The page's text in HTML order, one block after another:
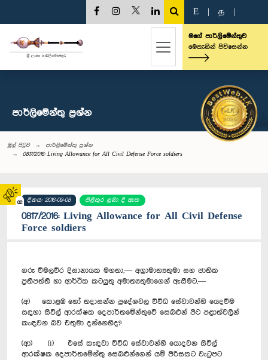
02
E த
මගේ පාර්ලිමේන්තුව
මෙතැනින් පිවිසෙන්න
පාර්ලි‌මේන්තු‌ ප්‍රශ්න
මුල් පිටුව
පාර්ලි‌මේන්තු‌ ප්‍රශ්න
0817/2016: Living Allowance for All Civil Defense Force soldiers
දිනය: 2016-09-08 පිළිතුර ලබා දී ඇත
0817/2016: Living Allowance for All Civil Defense
Force soldiers
ගරු විමලවීර දිසානායක මහතා,— අග්‍රාමාත්‍යතුමා සහ ජාතික
ප්‍රතිපත්ති හා ආර්ථික කටයුතු අමාත්‍යතුමාගෙන් ඇසීමට,—
(අ) කොළඹ හෝ තදාසන්න ප්‍රදේශවල විවිධ සේවාවන්හි යෙදවීම
සඳහා සිවිල් ආරක්ෂක දෙපාර්තමේන්තුවේ සෙබළුන් පිට පළාත්වලින්
කැඳවන බව එතුමා දන්නෙහිද?
(ආ) (i) එසේ කැඳවා විවිධ සේවාවන්හි යොදවන සිවිල්
ආරක්ෂක දෙපාර්තමේන්තු සෙබළුන්ගෙන් යම් පිරිසකට වැටුපට